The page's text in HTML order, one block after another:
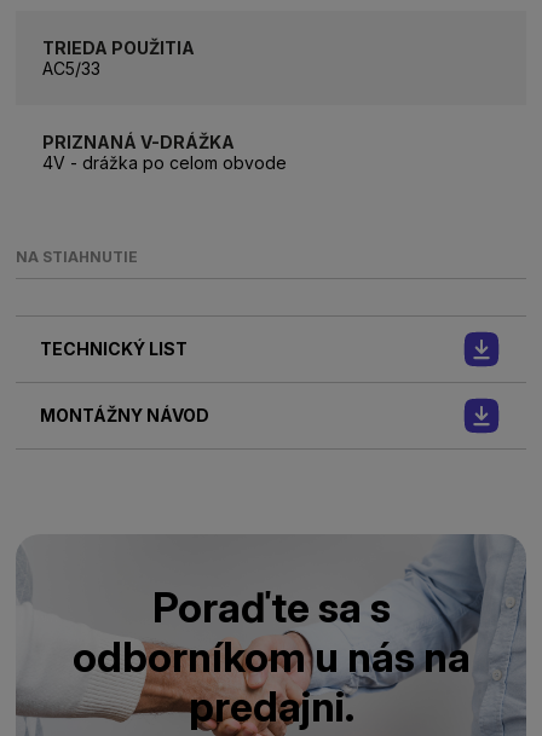
TRIEDA POUŽITIA
AC5/33
PRIZNANÁ V-DRÁŽKA
4V - drážka po celom obvode
NA STIAHNUTIE
TECHNICKÝ LIST
MONTÁŽNY NÁVOD
Poraďte sa s
odborníkom u nás na
predajni.